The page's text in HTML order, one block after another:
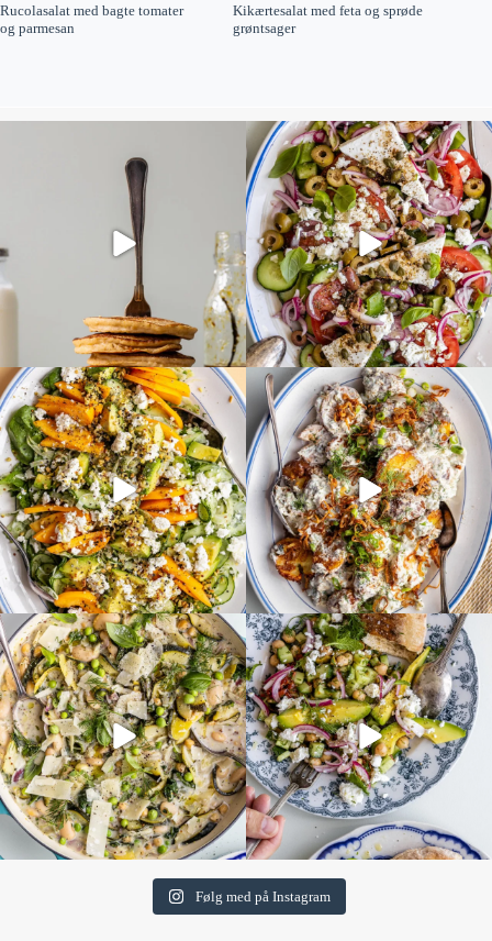
Rucolasalat med bagte tomater
og parmesan
Kikærtesalat med feta og sprøde
grøntsager
Følg med på Instagram